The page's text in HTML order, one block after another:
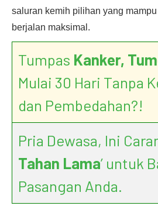
saluran kemih pilihan yang
berjalan maksimal.
Tumpas Kanker,
Mulai 30 Hari Tanpa
dan Pembedahan?!
Pria Dewasa, Ini
Tahan Lama’ untuk
Pasangan Anda.